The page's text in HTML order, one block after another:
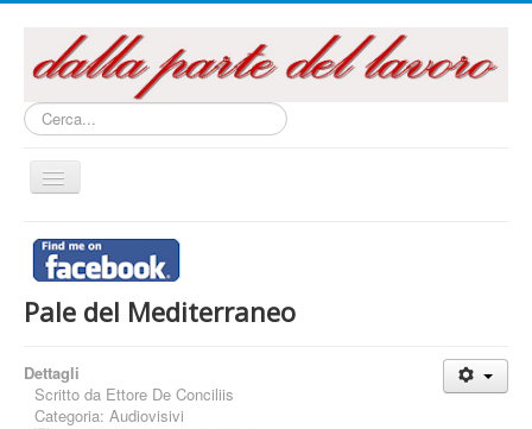
Cerca...
Cambia
navigazione
Home
Questo sito
Articoli e Saggi
Libri e Pubblicazioni
Pale del Mediterraneo
Dettagli
Scritto da Ettore De Conciliis
Categoria: Audiovisivi